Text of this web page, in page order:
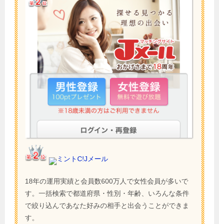
ミントC!Jメール
18年の運用実績と会員数600万人で女性会員が多いで
す。一括検索で都道府県・性別・年齢、いろんな条件
で絞り込んであなた好みの相手と出会うことができま
す。